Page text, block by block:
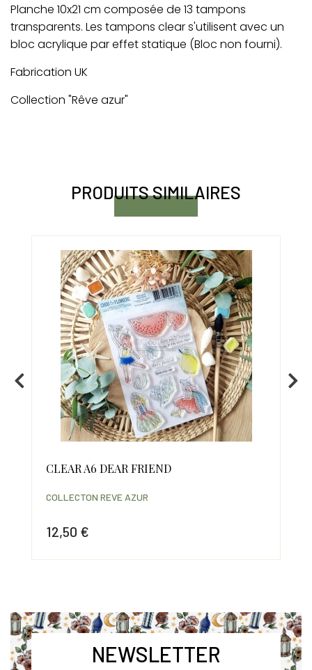
Planche 10x21 cm composée de 13 tampons
transparents. Les tampons clear s'utilisent avec un
bloc acrylique par effet statique (Bloc non fourni).
Fabrication UK
Collection "Rêve azur"
PRODUITS SIMILAIRES
CLEAR A6 DEAR FRIEND
12,50 €
COLLECTON REVE AZUR
NEWSLETTER